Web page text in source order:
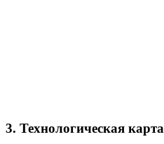
3. Технологическая карта